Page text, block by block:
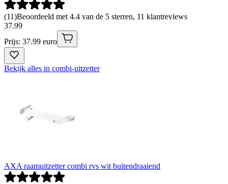
(11)Beoordeeld met 4.4 van de 5 sterren, 11 klantreviews
37.99
Prijs: 37.99 euro
Bekijk alles in combi-uitzetter
AXA raamuitzetter combi rvs wit buitendraaiend